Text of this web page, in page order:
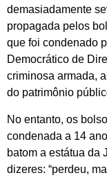
demasiadamente
propagada pelos
que foi condenado
Democrático de
criminosa armada,
do patrimônio
No entanto, os
condenada a 14
batom a estátua da
dizeres: “perdeu,